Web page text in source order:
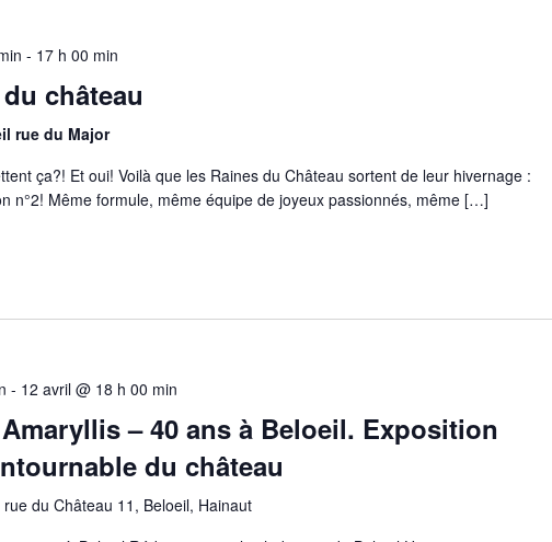
- 17 h 00 min
château
rue du Major
ça?! Et oui! Voilà que les Raines du Château sortent de leur hivernage :
n°2! Même formule, même équipe de joyeux passionnés, même […]
- 12 avril @ 18 h 00 min
– 40 ans à Beloeil. Exposition
du château
rue du Château 11, Beloeil, Hainaut